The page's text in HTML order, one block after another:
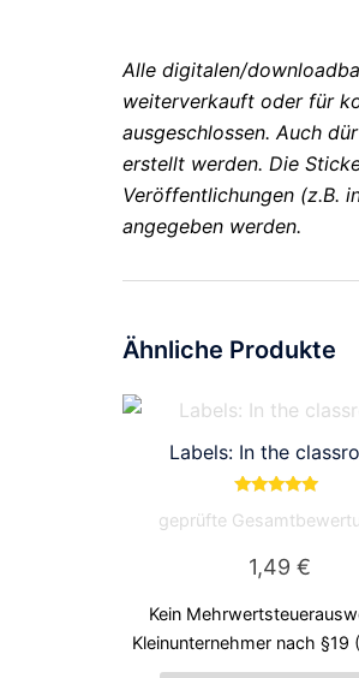
Alle digitalen/
weiterverkauft oder für
ausgeschlossen. Auch
erstellt werden. Die
Veröffentlichungen (z.B.
angegeben werden.
Ähnliche Produkte
Labels: In the
5.00
geprüfte
1,49 €
Kein
Kleinunternehmer nach §19